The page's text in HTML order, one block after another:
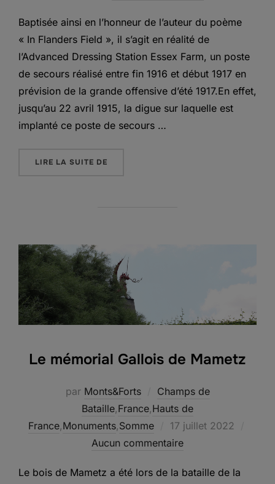
Baptisée ainsi en l’honneur de l’auteur du poème
« In Flanders Field », il s’agit en réalité de
l’Advanced Dressing Station Essex Farm, un poste
de secours réalisé entre fin 1916 et début 1917 en
prévision de la grande offensive d’été 1917.En effet,
jusqu’au 22 avril 1915, la digue sur laquelle est
implanté ce poste de secours …
LIRE LA SUITE DE
Le mémorial Gallois de Mametz
par Monts&Forts
Champs de
Bataille,France,Hauts de
France,Monuments,Somme
Publié
le
17 juillet 2022
Aucun commentaire
Le bois de Mametz a été lors de la bataille de la